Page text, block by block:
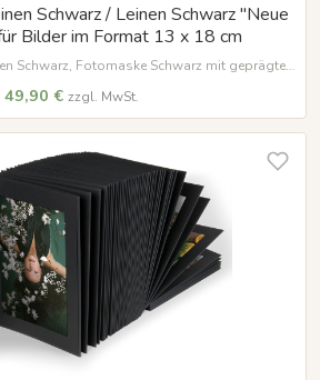
Schwarz / Leinen Schwarz "Neue
Bilder im Format 13 x 18 cm
Schwarz, Fotomaske Schwarz mit geprägter
49,90 € zzgl. MwSt.